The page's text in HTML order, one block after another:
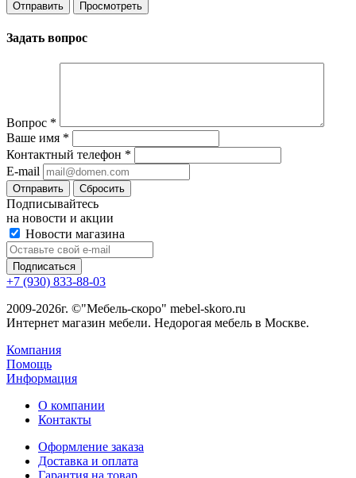
Задать вопрос
Вопрос *
Ваше имя *
Контактный телефон *
E-mail
Сбросить
Подписывайтесь
на новости и акции
Новости магазина
+7 (930) 833-88-03
2009-2026г. ©"Мебель-скоро" mebel-skoro.ru
Интернет магазин мебели. Недорогая мебель в Москве.
Компания
Помощь
Информация
О компании
Контакты
Оформление заказа
Доставка и оплата
Гарантия на товар